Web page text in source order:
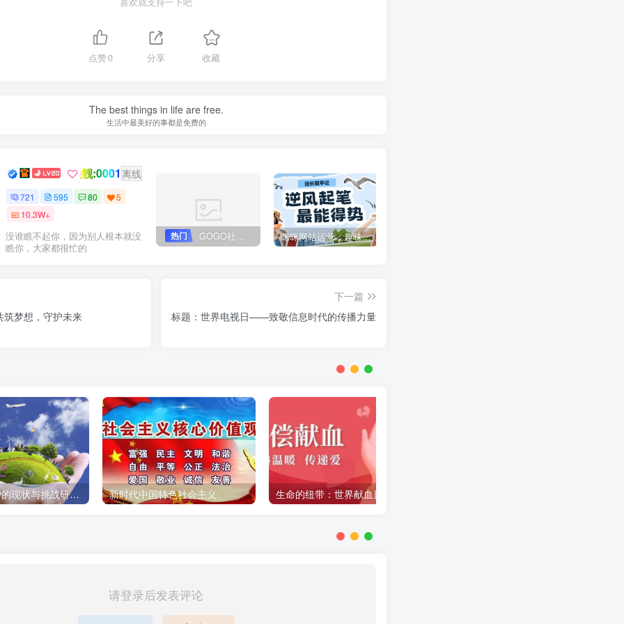
点赞0 分享 收藏
The best things in life are free.
生活中最美好的事都是免费的
Dream 关注
靓:0001 离线
721 595 80
5
10.3W+
没谁瞧不起你，因为别人根本就没
瞧你，大家都很忙的
热门 GOGO社区网站搭建(自助服务) 咪咪网站运营：趣味性悄悄飘起的成功风头
筑梦想，守护未来
下一篇
标题：世界电视日——致敬信息时代的传播力量
全球环境保护的现状与挑战研究报告 新时代中国特色社会主义
请登录后发表评论